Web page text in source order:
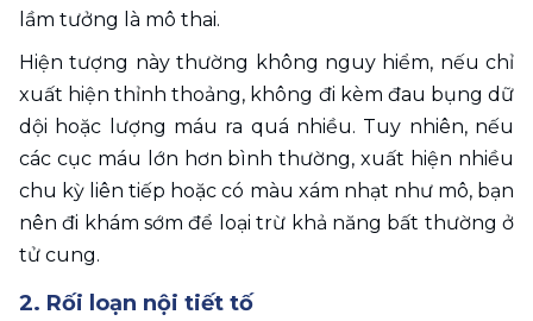
lầm tưởng là mô thai.
Hiện tượng này thường không nguy hiểm, nếu chỉ
xuất hiện thỉnh thoảng, không đi kèm đau bụng dữ
dội hoặc lượng máu ra quá nhiều. Tuy nhiên, nếu
các cục máu lớn hơn bình thường, xuất hiện nhiều
chu kỳ liên tiếp hoặc có màu xám nhạt như mô, bạn
nên đi khám sớm để loại trừ khả năng bất thường ở
tử cung.
2. Rối loạn nội tiết tố